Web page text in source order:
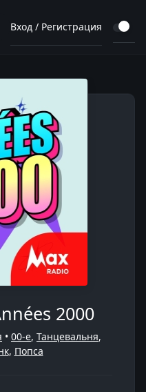
Вход / Регистрация
2000
• 00-е, Танцевальня,
, Попса